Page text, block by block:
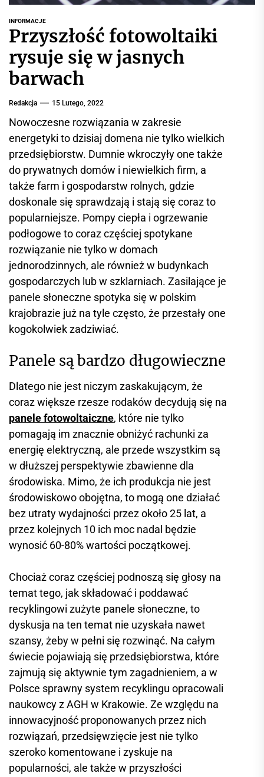
r
i
i
r
m
c
y
j
n
y
INFORMACJE
Przyszłość fotowoltaiki
rysuje się w jasnych
barwach
Redakcja 15 Lutego, 2022
Nowoczesne rozwiązania w zakresie
energetyki to dzisiaj domena nie tylko wielkich
przedsiębiorstw. Dumnie wkroczyły one także
do prywatnych domów i niewielkich firm, a
także farm i gospodarstw rolnych, gdzie
doskonale się sprawdzają i stają się coraz to
popularniejsze. Pompy ciepła i ogrzewanie
podłogowe to coraz częściej spotykane
rozwiązanie nie tylko w domach
jednorodzinnych, ale również w budynkach
gospodarczych lub w szklarniach. Zasilające je
panele słoneczne spotyka się w polskim
krajobrazie już na tyle często, że przestały one
kogokolwiek zadziwiać.
Panele są bardzo długowieczne
Dlatego nie jest niczym zaskakującym, że
coraz większe rzesze rodaków decydują się na
panele fotowoltaiczne, które nie tylko
pomagają im znacznie obniżyć rachunki za
energię elektryczną, ale przede wszystkim są
w dłuższej perspektywie zbawienne dla
środowiska. Mimo, że ich produkcja nie jest
środowiskowo obojętna, to mogą one działać
bez utraty wydajności przez około 25 lat, a
przez kolejnych 10 ich moc nadal będzie
wynosić 60-80% wartości początkowej.
Chociaż coraz częściej podnoszą się głosy na
temat tego, jak składować i poddawać
recyklingowi zużyte panele słoneczne, to
dyskusja na ten temat nie uzyskała nawet
szansy, żeby w pełni się rozwinąć. Na całym
świecie pojawiają się przedsiębiorstwa, które
zajmują się aktywnie tym zagadnieniem, a w
Polsce sprawny system recyklingu opracowali
naukowcy z AGH w Krakowie. Ze względu na
innowacyjność proponowanych przez nich
rozwiązań, przedsięwzięcie jest nie tylko
szeroko komentowane i zyskuje na
popularności, ale także w przyszłości